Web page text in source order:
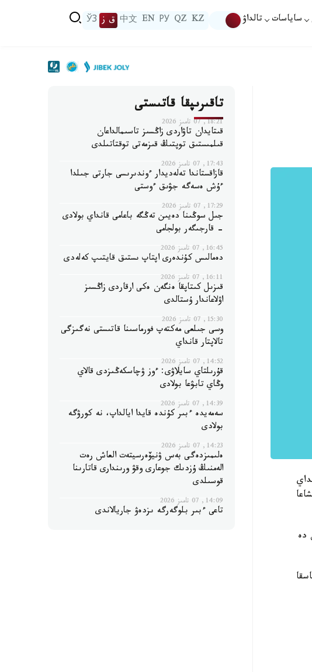
ساياسات تالداۋ KZ
QZ
РУ
EN
中文 ق ز ЎЗ
دە
تاقىرىپقا قاتىستى
18:21, 07 تامىز 2026
قىتايدان تاۋاردى زاڭسىز تاسىمالداعان
قىلمىستىق توپتىڭ قىزمەتى توقتاتىلدى
17:43, 07 تامىز 2026
قازاقستاندا تەلەديدار ءوندىرىسى جارتى جىلدا
ءۇش ەسەگە جۋىق ءوستى
17:29, 07 تامىز 2026
جىل سوڭىنا دەيىن تەڭگە باعامى قانداي بولادى
- قارجىگەر بولجامى
16:45, 07 تامىز 2026
دەمالىس كۇندەرى اپتاپ ىستىق قايتىپ كەلەدى
16:11, 07 تامىز 2026
قىزىل كىتاپقا ەنگەن ەكى ارقاردى زاڭسىز
اۋلاعاندار ۇستالدى
15:30, 07 تامىز 2026
وسى جىلعى مەكتەپ فورماسىنا قاتىستى نەگىزگى
تالاپتار قانداي
14:52, 07 تامىز 2026
قۇرىلتاي سايلاۋى: ءوز ۋچاسكەڭىزدى قالاي
وڭاي تابۋعا بولادى
14:39, 07 تامىز 2026
سەمەيدە ءبىر كۇندە قايدا ايالداپ، نە كورۋگە
بولادى
14:23, 07 تامىز 2026
ەلىمىزدەگى بەس ۋنيۆەرسيتەت العاش رەت
الەمنىڭ ۇزدىك جوعارى وقۋ ورىندارى قاتارىنا
قوسىلدى
14:09, 07 تامىز 2026
تاعى ءبىر بلوگەرگە ىزدەۋ جاريالاندى